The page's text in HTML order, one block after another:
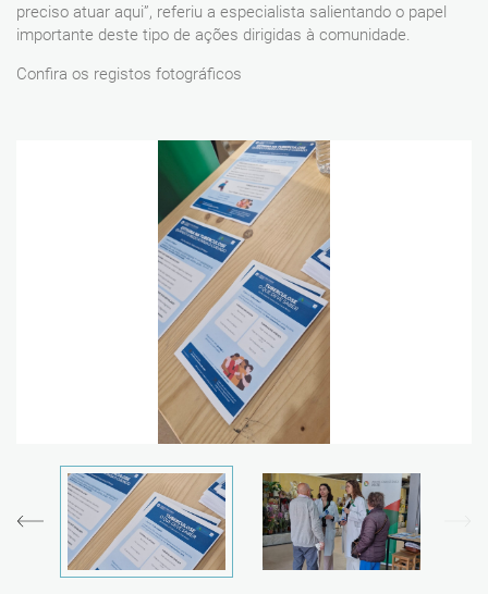
preciso atuar aqui”, referiu a especialista salientando o papel
importante deste tipo de ações dirigidas à comunidade.
Confira os registos fotográficos